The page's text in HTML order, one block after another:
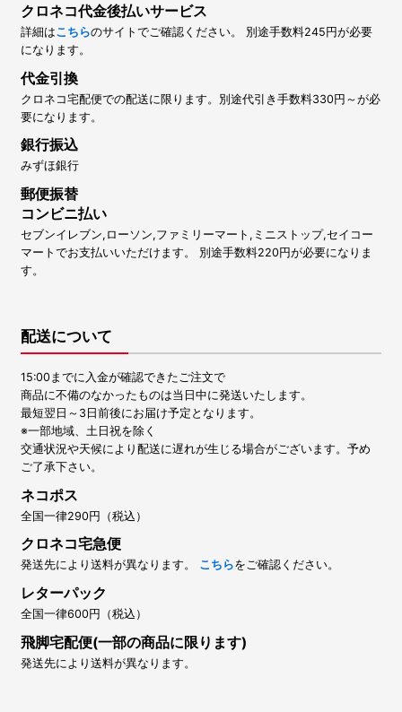
クロネコ代金後払いサービス
詳細はこちらのサイトでご確認ください。 別途手数料245円が必要
になります。
代金引換
クロネコ宅配便での配送に限ります。別途代引き手数料330円～が必
要になります。
銀行振込
みずほ銀行
郵便振替
コンビニ払い
セブンイレブン,ローソン,ファミリーマート,ミニストップ,セイコー
マートでお支払いいただけます。 別途手数料220円が必要になりま
す。
配送について
15:00までに入金が確認できたご注文で
商品に不備のなかったものは当日中に発送いたします。
最短翌日～3日前後にお届け予定となります。
※一部地域、土日祝を除く
交通状況や天候により配送に遅れが生じる場合がございます。予め
ご了承下さい。
ネコポス
全国一律290円（税込）
クロネコ宅急便
発送先により送料が異なります。 こちらをご確認ください。
レターパック
全国一律600円（税込）
飛脚宅配便(一部の商品に限ります)
発送先により送料が異なります。